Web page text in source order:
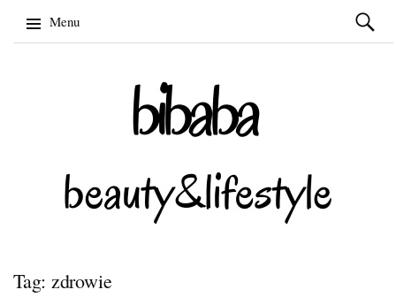
Menu
Szukaj:
Tag: zdrowie